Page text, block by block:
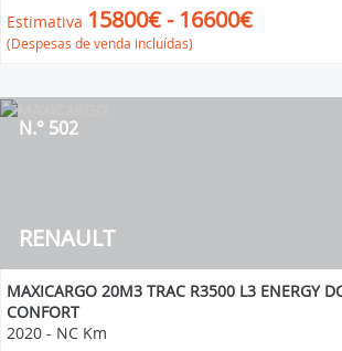
Estimativa 15800€ - 16600€
(Despesas de venda incluídas)
RENAULT
N.° 502
MAXICARGO 20M3 TRAC R3500 L3 ENERGY
CONFORT
2020 - NC Km